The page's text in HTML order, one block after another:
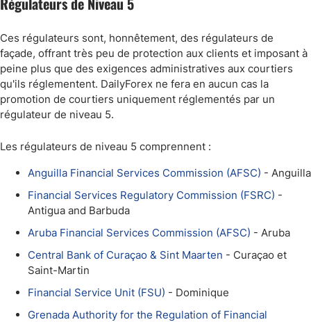
Ces régulateurs sont, honnêtement, des régulateurs de
façade, offrant très peu de protection aux clients et imposant à
peine plus que des exigences administratives aux courtiers
qu'ils réglementent. DailyForex ne fera en aucun cas la
promotion de courtiers uniquement réglementés par un
régulateur de niveau 5.
Les régulateurs de niveau 5 comprennent :
Anguilla Financial Services Commission (AFSC) - Anguilla
Financial Services Regulatory Commission (FSRC) -
Antigua and Barbuda
Aruba Financial Services Commission (AFSC) - Aruba
Central Bank of Curaçao & Sint Maarten - Curaçao et
Saint-Martin
Financial Service Unit (FSU) - Dominique
Grenada Authority for the Regulation of Financial